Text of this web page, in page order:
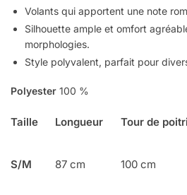
Volants qui apportent une note
Silhouette ample et omfort
morphologies.
Style polyvalent, parfait pour
Polyester 100 %
Taille Longueur Tour de
S/M 87 cm 100 cm